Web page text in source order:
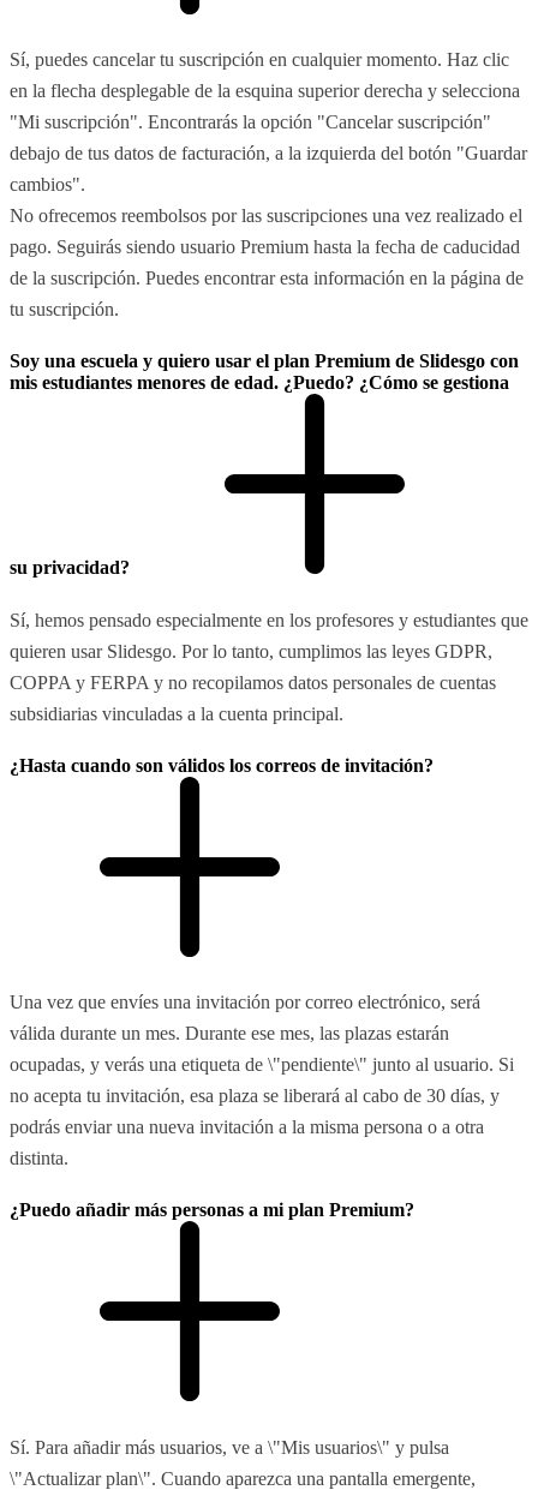
Sí, puedes cancelar tu suscripción en cualquier momento. Haz clic
en la flecha desplegable de la esquina superior derecha y selecciona
"Mi suscripción". Encontrarás la opción "Cancelar suscripción"
debajo de tus datos de facturación, a la izquierda del botón "Guardar
cambios".
No ofrecemos reembolsos por las suscripciones una vez realizado el
pago. Seguirás siendo usuario Premium hasta la fecha de caducidad
de la suscripción. Puedes encontrar esta información en la página de
tu suscripción.
Soy una escuela y quiero usar el plan Premium de Slidesgo con
mis estudiantes menores de edad. ¿Puedo? ¿Cómo se gestiona
su privacidad?
Sí, hemos pensado especialmente en los profesores y estudiantes que
quieren usar Slidesgo. Por lo tanto, cumplimos las leyes GDPR,
COPPA y FERPA y no recopilamos datos personales de cuentas
subsidiarias vinculadas a la cuenta principal.
¿Hasta cuando son válidos los correos de invitación?
Una vez que envíes una invitación por correo electrónico, será
válida durante un mes. Durante ese mes, las plazas estarán
ocupadas, y verás una etiqueta de \"pendiente\" junto al usuario. Si
no acepta tu invitación, esa plaza se liberará al cabo de 30 días, y
podrás enviar una nueva invitación a la misma persona o a otra
distinta.
¿Puedo añadir más personas a mi plan Premium?
Sí. Para añadir más usuarios, ve a \"Mis usuarios\" y pulsa
\"Actualizar plan\". Cuando aparezca una pantalla emergente,